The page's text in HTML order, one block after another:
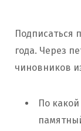
Подписаться
года. Через
чиновников
По